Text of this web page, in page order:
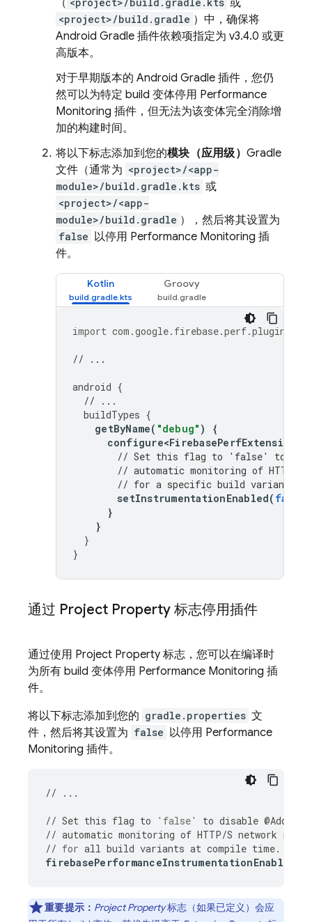
（ 或
<project>/build.gradle ）中，确保将
Android Gradle 插件依赖项指定为 v3.4.0 或更
高版本。
对于早期版本的 Android Gradle 插件，您仍
然可以为特定 build 变体停用 Performance
Monitoring 插件，但无法为该变体完全消除增
加的构建时间。
将以下标志添加到您的模块（应用级） Gradle
文件（通常为 <project>/<app-
module>/build.gradle.kts 或
<project>/<app-
module>/build.gradle ），然后将其设置为
false 以停用 Performance Monitoring 插
件。
Kotlin Groovy
import
// ...
android {
// ...
buildTypes {
getByName( "debug" )
{
configure<FirebasePerfExtension>
// Set this flag to 'false' to disable
// automatic monitoring of HTTP/S
// for a specific build variant at
setInstrumentationEnabled( false
}
}
}
}
通过 Project Property 标志停用插件
通过使用 Project Property 标志，您可以在编译时
为所有 build 变体停用 Performance Monitoring 插
件。
将以下标志添加到您的 gradle.properties 文
件，然后将其设置为 false 以停用 Performance
Monitoring 插件。
// ...
// Set this flag to 'false' to disable @
// automatic monitoring of HTTP/S network
// for all build variants at compile time.
firebasePerformanceInstrumentationEnabled
重要提示： Project Property标志（如果已定义）会应